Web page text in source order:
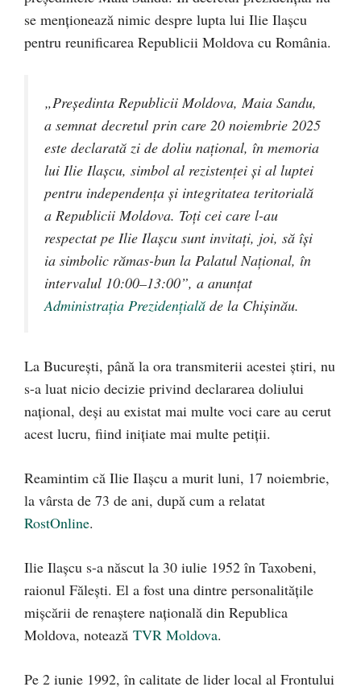
se menționează nimic despre lupta lui Ilie Ilașcu
pentru reunificarea Republicii Moldova cu România.
„Președinta Republicii Moldova, Maia Sandu,
a semnat decretul prin care 20 noiembrie 2025
este declarată zi de doliu național, în memoria
lui Ilie Ilașcu, simbol al rezistenței și al luptei
pentru independența și integritatea teritorială
a Republicii Moldova. Toți cei care l-au
respectat pe Ilie Ilașcu sunt invitați, joi, să își
ia simbolic rămas-bun la Palatul Național, în
intervalul 10:00–13:00”, a anunțat
Administrația Prezidențială de la Chișinău.
La București, până la ora transmiterii acestei știri, nu
s-a luat nicio decizie privind declararea doliului
național, deși au existat mai multe voci care au cerut
acest lucru, fiind inițiate mai multe petiții.
Reamintim că Ilie Ilașcu a murit luni, 17 noiembrie,
la vârsta de 73 de ani, după cum a relatat
RostOnline.
Ilie Ilașcu s-a născut la 30 iulie 1952 în Taxobeni,
raionul Fălești. El a fost una dintre personalitățile
mișcării de renaștere națională din Republica
Moldova, notează TVR Moldova.
Pe 2 iunie 1992, în calitate de lider local al Frontului